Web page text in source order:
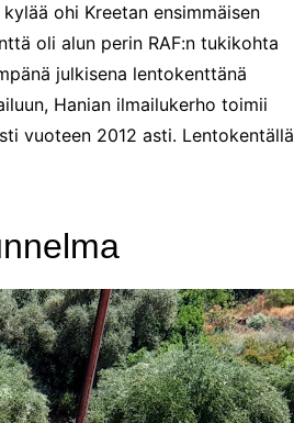
ohi Kreetan ensimmäisen
oli alun perin RAF:n tukikohta
julkisena lentokenttänä
Hanian ilmailukerho toimii
vuoteen 2012 asti. Lentokentällä